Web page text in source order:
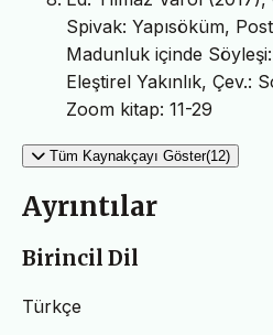
Spivak: Yapısöküm,
Madunluk içinde
Eleştirel Yakınlık, Çev.:
Zoom kitap: 11-29
Tüm Kaynakçayı Göster(12)
Ayrıntılar
Birincil Dil
Türkçe